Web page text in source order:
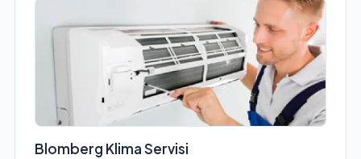
Blomberg Klima Servisi